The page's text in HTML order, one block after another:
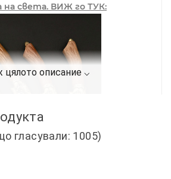
на света. ВИЖ го ТУК:
1005)